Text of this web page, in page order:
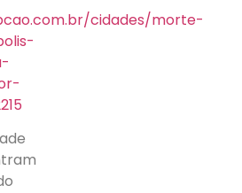
cidades/morte-